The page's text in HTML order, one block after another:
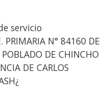
servicio
PRIMARIA N° 84160 DE
DE CHINCHO
DE CARLOS